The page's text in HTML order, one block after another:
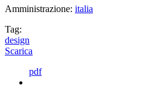
Amministrazione: italia
Tag:
design
Scarica
pdf